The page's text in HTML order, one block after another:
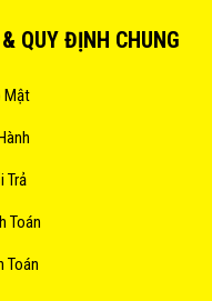
QUY ĐỊNH CHUNG
Mật
Trả
Toán
Toán